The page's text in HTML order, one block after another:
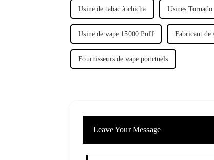
Usine de tabac à chicha Usines
Usine de vape 15000 Puff Fabricant de
Fournisseurs de vape ponctuels
Leave Your Message